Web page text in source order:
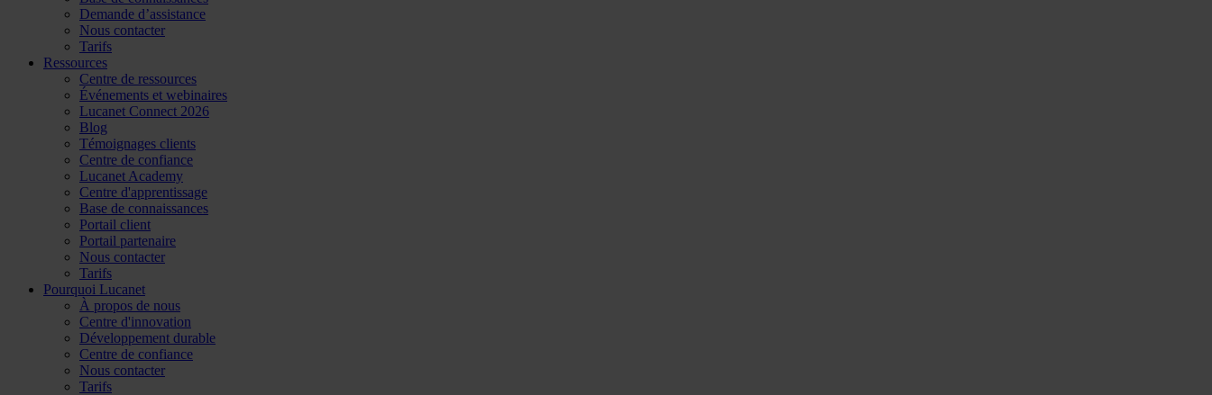
Demande d’assistance
Nous contacter
Tarifs
Ressources
Centre de ressources
Événements et webinaires
Lucanet Connect 2026
Blog
Témoignages clients
Centre de confiance
Lucanet Academy
Centre d'apprentissage
Base de connaissances
Portail client
Portail partenaire
Nous contacter
Tarifs
Pourquoi Lucanet
À propos de nous
Centre d'innovation
Développement durable
Centre de confiance
Nous contacter
Tarifs